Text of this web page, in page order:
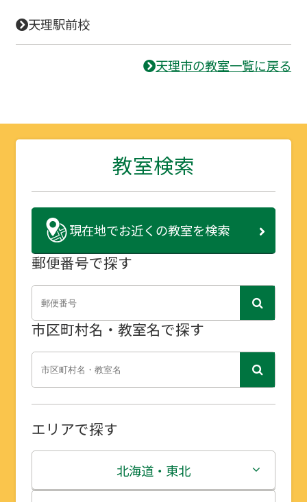
天理駅前校
天理市の教室一覧に戻る
教室検索
現在地でお近くの教室を検索
郵便番号で探す
市区町村名・教室名で探す
エリアで探す
北海道・東北